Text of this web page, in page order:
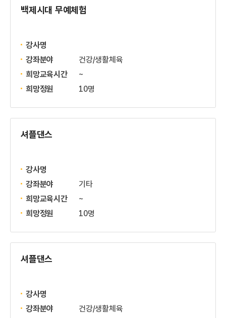
백제시대 무예체험
강사명
강좌분야
건강/생활체육
희망교육시간
~
희망정원
10명
셔플댄스
강사명
강좌분야
기타
희망교육시간
~
희망정원
10명
셔플댄스
강사명
강좌분야
건강/생활체육